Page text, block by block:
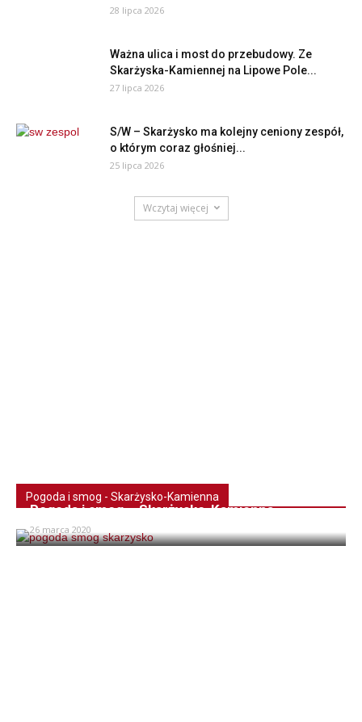
28 lipca 2026
Ważna ulica i most do przebudowy. Ze
Skarżyska-Kamiennej na Lipowe Pole...
27 lipca 2026
S/W – Skarżysko ma kolejny ceniony zespół,
o którym coraz głośniej...
25 lipca 2026
Wczytaj więcej
Pogoda i smog - Skarżysko-Kamienna
Pogoda i smog – Skarżysko-Kamienna
26 marca 2020